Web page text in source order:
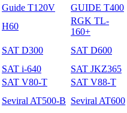
Guide T120V GUIDE T400
H60
RGK TL-
160+
SAT D300 SAT D600
SAT i-640 SAT JKZ365
SAT V80-T SAT V88-T
Seviral AT500-B Seviral AT600